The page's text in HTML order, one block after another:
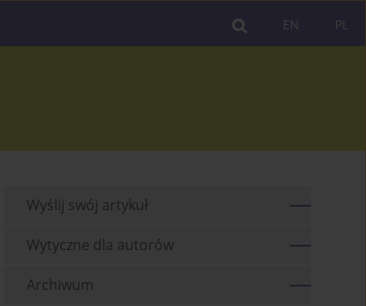
PL
EN
Wyślij swój artykuł
Wytyczne dla autorów
Archiwum